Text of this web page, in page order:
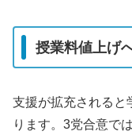
授業料値上げ
支援が拡充されると
ります。3党合意で